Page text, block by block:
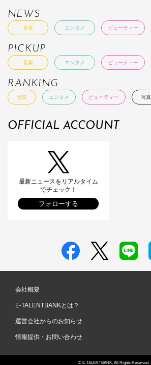
NEWS
音楽 エンタメ ビューティー
PICKUP
音楽 エンタメ ビューティー
RANKING
音楽 エンタメ ビューティー 写真
OFFICIAL ACCOUNT
最新ニュースをリアルタイム
でチェック！
フォローする
会社概要
E-TALENTBANKとは？
運営会社からのお知らせ
情報提供・お問い合わせ
© E-TALENTBANK, All Rights Reserved.